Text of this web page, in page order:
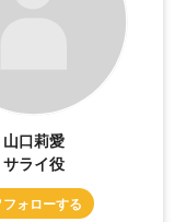
山口莉愛
サライ役